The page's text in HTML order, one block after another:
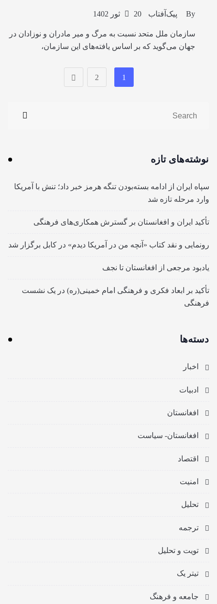
By پیک‌آفتاب 20 ثور 1402
سازمان ملل متحد نسبت به مرگ و میر مادران و نوزادان در
جهان می‌گوید که بر اساس یافته‌های این سازمان،
2
نوشته‌های تازه
سپاه ایران از ادامه بسته‌بودن تنگه هرمز خبر داد؛ تنش با آمریکا
وارد مرحله تازه شد
تأکید ایران و افغانستان بر گسترش همکاری‌های فرهنگی
رونمایی و نقد کتاب «آنچه من در آمریکا دیدم» در کابل برگزار شد
یادبود مرجعی از افغانستان تا نجف
تأکید بر ابعاد فکری و فرهنگی امام خمینی(ره) در یک نشست
فرهنگی
دسته‌ها
اخبار
ادبیات
افغانستان
افغانستان- سیاست
اقتصاد
امنیت
تحلیل
ترجمه
تویت و تحلیل
تیتر یک
جامعه و فرهنگ